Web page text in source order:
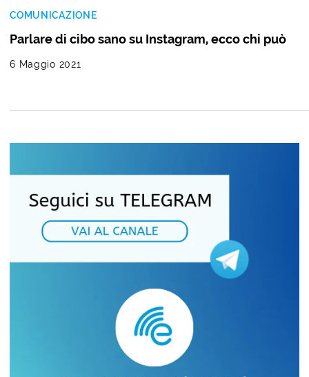
COMUNICAZIONE
Parlare di cibo sano su Instagram, ecco chi può
6 Maggio 2021